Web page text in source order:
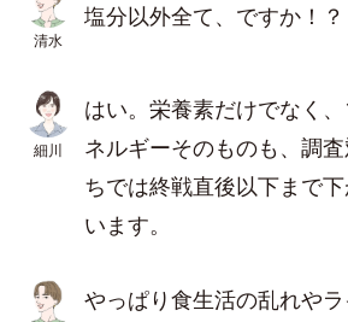
清水
塩分以外全て、ですか！？
細川
はい。栄養素だけでなく
ネルギーそのものも、調
ちでは終戦直後以下まで
います。
やっぱり食生活の乱れや